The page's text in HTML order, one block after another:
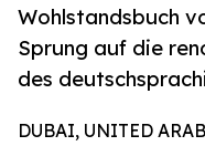
Wohlstandsbuch
Sprung auf die
des
DUBAI, UNITED